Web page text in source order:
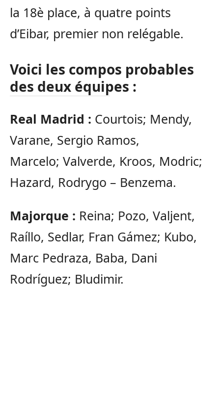
la 18è place, à quatre points
d’Eibar, premier non relégable.
Voici les compos probables
des deux équipes :
Real Madrid : Courtois; Mendy,
Varane, Sergio Ramos,
Marcelo; Valverde, Kroos, Modric;
Hazard, Rodrygo – Benzema.
Majorque : Reina; Pozo, Valjent,
Raíllo, Sedlar, Fran Gámez; Kubo,
Marc Pedraza, Baba, Dani
Rodríguez; Bludimir.